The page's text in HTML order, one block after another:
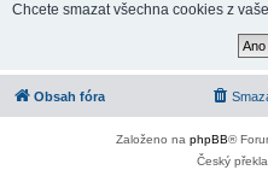
Chcete smazat všechna cookies z
Obsah fóra
Založeno na phpBB®
Český